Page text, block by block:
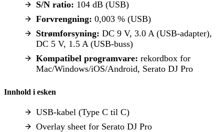
S/N ratio: 104 dB (USB)
Forvrengning: 0,003 % (USB)
Strømforsyning: DC 9 V, 3.0 A (USB-adapter),
DC 5 V, 1.5 A (USB-buss)
Kompatibel programvare: rekordbox for
Mac/Windows/iOS/Android, Serato DJ Pro
Innhold i esken
USB-kabel (Type C til C)
Overlay sheet for Serato DJ Pro